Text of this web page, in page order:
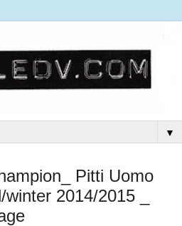
▼
Pitti Uomo
2014/2015 _